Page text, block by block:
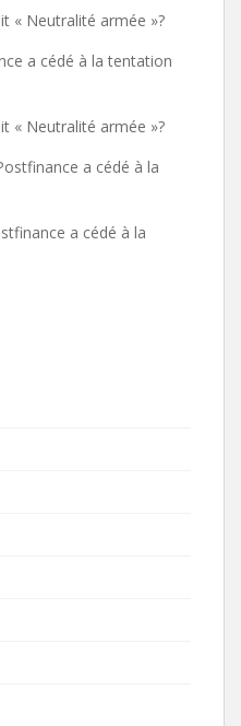
« Neutralité armée »?
a cédé à la tentation
« Neutralité armée »?
a cédé à la
a cédé à la